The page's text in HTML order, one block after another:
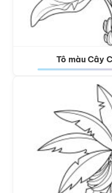
Tô màu Cây